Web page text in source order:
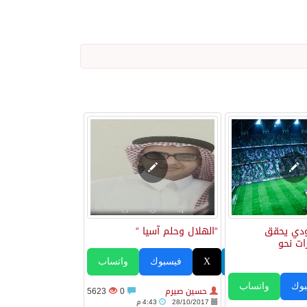
يلتزم الصمت
“الهلال وحلم آسيا “
واتساب فيسبوك X
حسين صيرم
28/10/2017 4:43 م
5623
يحقق
نحو
واتساب